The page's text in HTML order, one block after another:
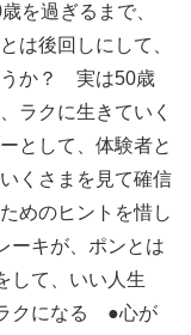
を過ぎるまで、
は後回しにして、
うか？ 実は50歳
ラクに生きていく
として、体験者と
くさまを見て確信
めのヒントを惜し
キが、ポンとは
して、いい人生
クになる ●心が